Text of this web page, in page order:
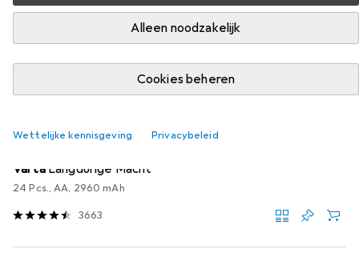
Alleen noodzakelijk
Cookies beheren
Wettelijke kennisgeving Privacybeleid
Batterijen.
Productlijst
Batterijen
Varta Langdurige Macht
24 Pcs., AA, 2960 mAh
3663